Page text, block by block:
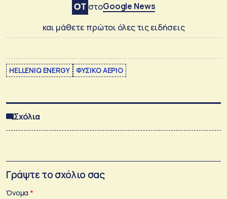
στοGoogle News
και μάθετε πρώτοι όλες τις ειδήσεις
HELLENIQ ENERGY ΦΥΣΙΚΟ ΑΕΡΙΟ
Σχόλια
Γράψτε το σχόλιο σας
Όνομα